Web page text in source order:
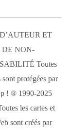
ET
NON-
Toutes
sont protégées par
! ® 1990-2025
les cartes et
sont créés par